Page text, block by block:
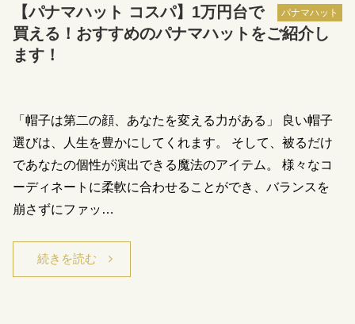
パナマハット
【パナマハット コスパ】1万円台で
買える！おすすめのパナマハットをご紹介し
ます！
「帽子は第二の顔、あなたを変える力がある」 良い帽子
選びは、人生を豊かにしてくれます。 そして、被るだけ
であなたの個性が演出できる魔法のアイテム。 様々なコ
ーディネートに柔軟に合わせることができ、バランスを
崩さずにファッ…
続きを読む